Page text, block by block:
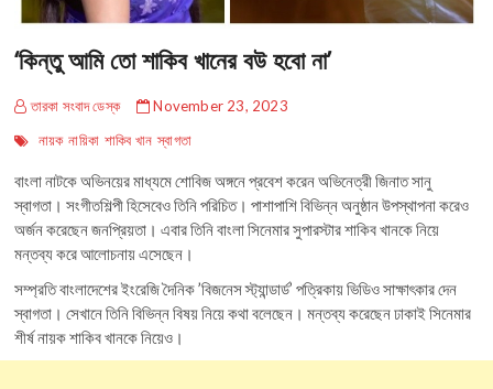
‘কিন্তু আমি তো শাকিব খানের বউ হবো না’
তারকা সংবাদ ডেস্ক
November 23, 2023
নায়ক নায়িকা শাকিব খান স্বাগতা
বাংলা নাটকে অভিনয়ের মাধ্যমে শোবিজ অঙ্গনে প্রবেশ করেন অভিনেত্রী জিনাত সানু
স্বাগতা। সংগীতশিল্পী হিসেবেও তিনি পরিচিত। পাশাপাশি বিভিন্ন অনুষ্ঠান উপস্থাপনা করেও
অর্জন করেছেন জনপ্রিয়তা। এবার তিনি বাংলা সিনেমার সুপারস্টার শাকিব খানকে নিয়ে
মন্তব্য করে আলোচনায় এসেছেন।
সম্প্রতি বাংলাদেশের ইংরেজি দৈনিক ’বিজনেস স্ট্যান্ডার্ড’ পত্রিকায় ভিডিও সাক্ষাৎকার দেন
স্বাগতা। সেখানে তিনি বিভিন্ন বিষয় নিয়ে কথা বলেছেন। মন্তব্য করেছেন ঢাকাই সিনেমার
শীর্ষ নায়ক শাকিব খানকে নিয়েও।